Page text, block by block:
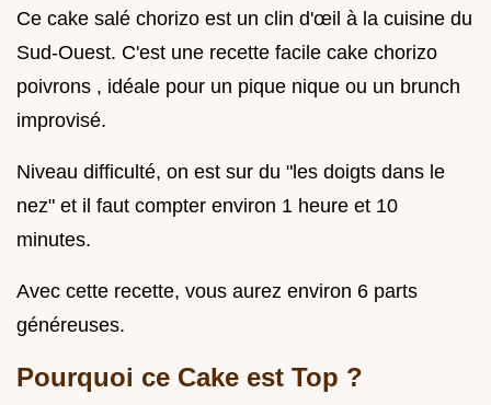
Ce cake salé chorizo est un clin d'œil à la cuisine du
Sud-Ouest. C'est une recette facile cake chorizo
poivrons , idéale pour un pique nique ou un brunch
improvisé.
Niveau difficulté, on est sur du "les doigts dans le
nez" et il faut compter environ 1 heure et 10
minutes.
Avec cette recette, vous aurez environ 6 parts
généreuses.
Pourquoi ce Cake est Top ?